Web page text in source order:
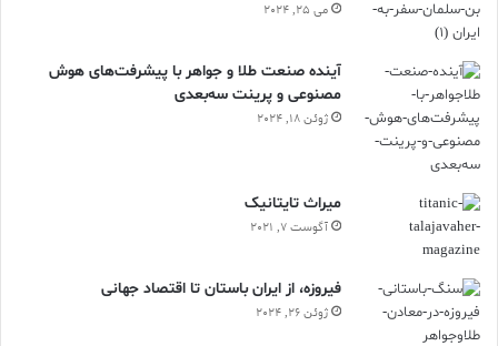
می 25, 2024
آینده صنعت طلا و جواهر با پیشرفت‌های هوش
مصنوعی و پرینت سه‌بعدی
ژوئن 18, 2024
ميراث تايتانيک
آگوست 7, 2021
فیروزه، از ایران باستان تا اقتصاد جهانی
ژوئن 26, 2024